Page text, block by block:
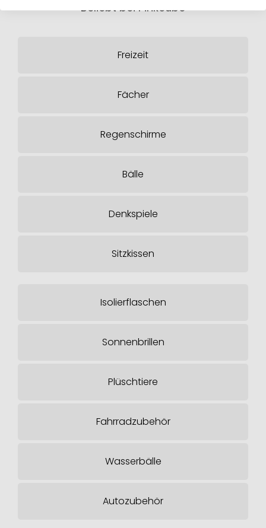
Beliebt bei Pinkcube
Freizeit
Fächer
Regenschirme
Bälle
Denkspiele
Sitzkissen
Isolierflaschen
Sonnenbrillen
Plüschtiere
Fahrradzubehör
Wasserbälle
Autozubehör